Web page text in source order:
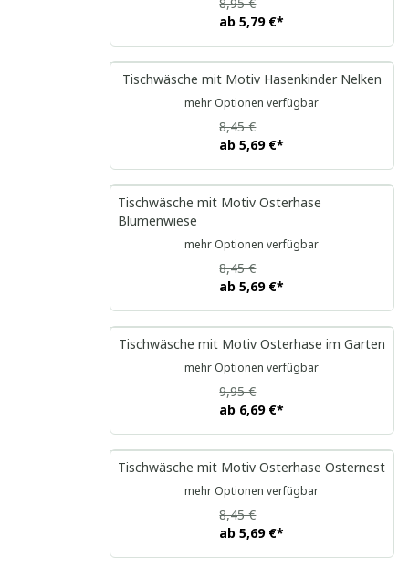
ab 5,79 €*
Tischwäsche mit Motiv Hasenkinder Nelken
mehr Optionen verfügbar
ab 5,69 €*
8,45 €
Tischwäsche mit Motiv Osterhase
Blumenwiese
mehr Optionen verfügbar
ab 5,69 €*
8,45 €
Tischwäsche mit Motiv Osterhase im Garten
mehr Optionen verfügbar
ab 6,69 €*
9,95 €
Tischwäsche mit Motiv Osterhase Osternest
mehr Optionen verfügbar
ab 5,69 €*
8,45 €